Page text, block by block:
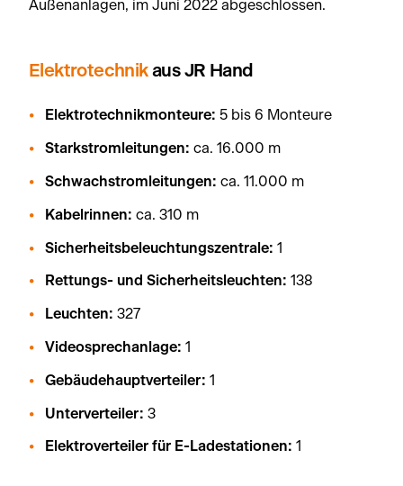
Außenanlagen, im Juni 2022 abgeschlossen.
Elektrotechnikaus JR Hand
Elektrotechnikmonteure: 5 bis 6 Monteure
Starkstromleitungen: ca. 16.000 m
Schwachstromleitungen: ca. 11.000 m
Kabelrinnen: ca. 310 m
Sicherheitsbeleuchtungszentrale: 1
Rettungs- und Sicherheitsleuchten: 138
Leuchten: 327
Videosprechanlage: 1
Gebäudehauptverteiler: 1
Unterverteiler: 3
Elektroverteiler für E-Ladestationen: 1